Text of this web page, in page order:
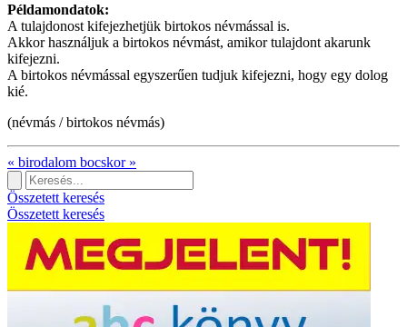
Példamondatok:
A tulajdonost kifejezhetjük birtokos névmással is.
Akkor használjuk a birtokos névmást, amikor tulajdont akarunk
kifejezni.
A birtokos névmással egyszerűen tudjuk kifejezni, hogy egy dolog
kié.
(névmás / birtokos névmás)
« birodalom bocskor»
Összetett keresés
Összetett keresés